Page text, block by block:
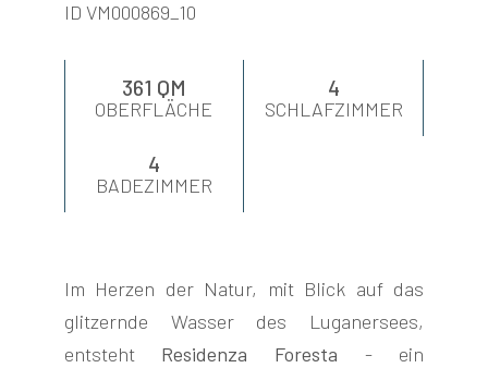
ID VM000869_10
361 QM
OBERFLÄCHE
4
SCHLAFZIMMER
4
BADEZIMMER
Im Herzen der Natur, mit Blick auf das
glitzernde Wasser des Luganersees,
entsteht Residenza Foresta - ein
FOLGEN